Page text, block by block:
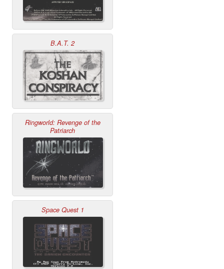
B.A.T. 2
Ringworld: Revenge of the
Patriarch
Space Quest 1